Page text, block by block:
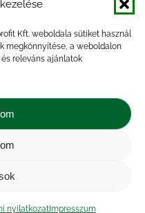
Kft. weboldala sütiket használ
megkönnyítése, a weboldalon
releváns ajánlatok
nyilatkozatImpresszum
2014. félév
nyilatkozat |